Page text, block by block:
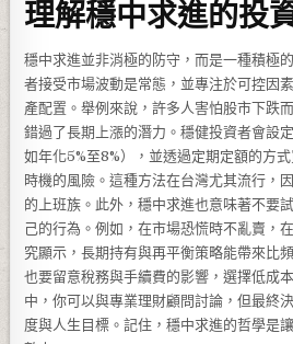
理解穩中求進的投
穩中求進並非消極的防守，而是一種積極
者接受市場波動是常態，並專注於可控因
產配置。舉例來說，許多人害怕股市下跌
錯過了長期上漲的潛力。穩健投資者會設
如年化5%至8%），並透過定期定額的方
時機的風險。這種方法在台灣尤其流行，
的上班族。此外，穩中求進也意味著不要
己的行為。例如，在市場恐慌時不亂賣，
究顯示，長期持有與再平衡策略能帶來比
也要留意稅務與手續費的影響，選擇低成
中，你可以與專業理財顧問討論，但最終
度與人生目標。記住，穩中求進的哲學是